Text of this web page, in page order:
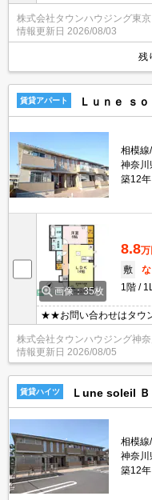
株式会社タウンハウジング東
情報更新日 2026/08/03
残
賃貸アパート Ｌｕｎｅ ｓｏ
相模線
神奈川
築12年
画像：35枚
8.8万
敷
1階
★★お問い合わせはタウ
株式会社タウンハウジング神
情報更新日 2026/08/05
賃貸ハイツ Ｌune soleil Ｂ
相模線
神奈川
築12年